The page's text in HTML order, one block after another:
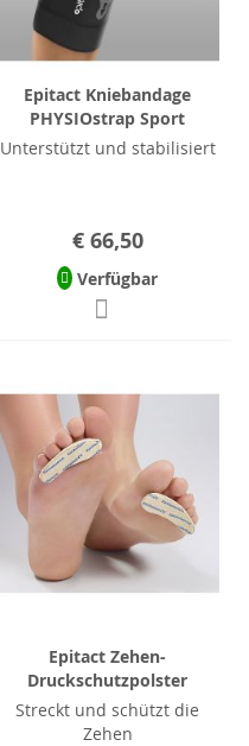
Epitact Kniebandage
PHYSIOstrap Sport
Unterstützt und stabilisiert
€ 66,50
Verfügbar
Epitact Zehen-
Druckschutzpolster
Streckt und schützt die
Zehen